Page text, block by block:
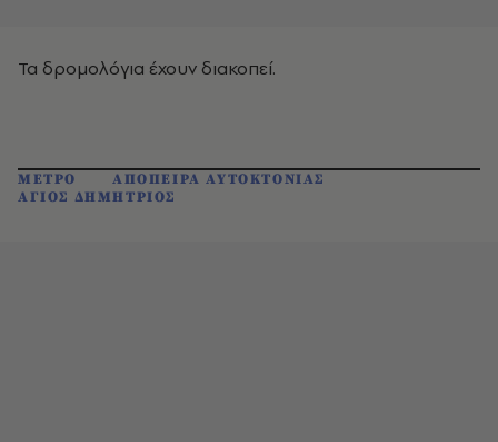
Τα δρομολόγια έχουν διακοπεί.
ΜΕΤΡΟ
ΑΠΟΠΕΙΡΑ ΑΥΤΟΚΤΟΝΙΑΣ
ΑΓΙΟΣ ΔΗΜΗΤΡΙΟΣ